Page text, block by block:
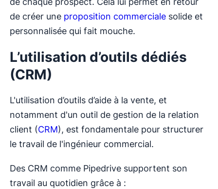
de créer une proposition commerciale solide et
personnalisée qui fait mouche.
L’utilisation d’outils dédiés
(CRM)
L'utilisation d’outils d’aide à la vente, et
notamment d'un outil de gestion de la relation
client (CRM), est fondamentale pour structurer
le travail de l'ingénieur commercial.
Des CRM comme Pipedrive supportent son
travail au quotidien grâce à :